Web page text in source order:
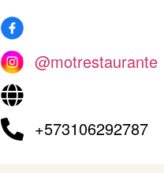
@motrestaurante
+573106292787